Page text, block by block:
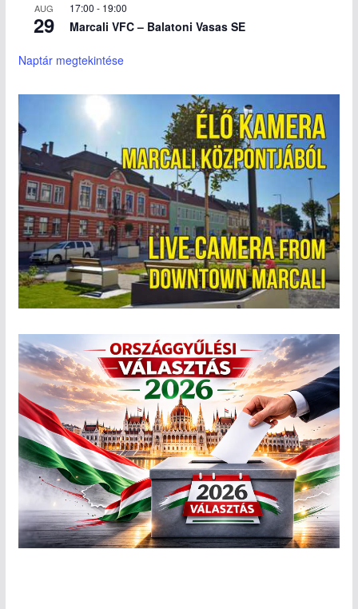
AUG
29
17:00 - 19:00
Marcali VFC – Balatoni Vasas SE
Naptár megtekintése